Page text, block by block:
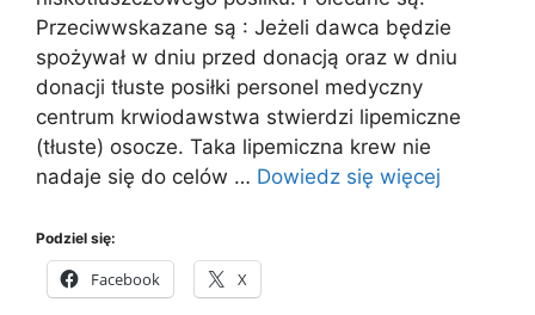
Przeciwwskazane są : Jeżeli dawca będzie
spożywał w dniu przed donacją oraz w dniu
donacji tłuste posiłki personel medyczny
centrum krwiodawstwa stwierdzi lipemiczne
(tłuste) osocze. Taka lipemiczna krew nie
nadaje się do celów … Dowiedz się więcej
Podziel się:
Facebook X